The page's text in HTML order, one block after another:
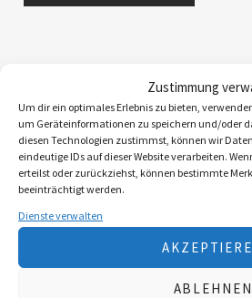
Zustimmung
Um dir ein optimales Erlebnis zu bieten,
um Geräteinformationen zu speichern und/oder
diesen Technologien zustimmst, können wir
eindeutige IDs auf dieser Website verarbeiten.
erteilst oder zurückziehst, können bestimmte
beeinträchtigt werden.
Dienste verwalten
ABLEHNEN
ABOS
ACCESSOIRES
BEKLEIDUNG
BROSCHÜREN
SCHILDER NÖ-JAGDVERBAND